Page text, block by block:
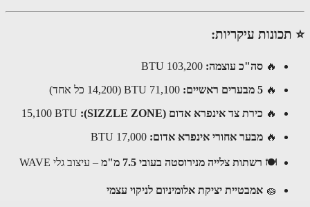
עיקריות:
🔥 סה"כ עוצמה:103,200 BTU
🔥
71,100 BTU (14,200 כל אחד)
🔥
כירת צד אינפרא אדום (SIZZLE ZONE):
15,100 BTU
🔥
מבער אחורי אינפרא אדום:17,000 BTU
🍽 רשתות צלייה מנירוסטה בעובי 7.5 מ"מ – עיצוב גלי WAVE
🧽
אמבטיית יציקת אלומיניום לניקוי עצמי